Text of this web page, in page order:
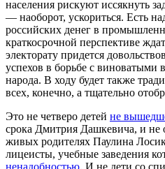
населения рискуют иссякнуть
— наоборот, ускориться. Есть
российских денег в
краткосрочной перспективе
электорату придется
успехов в борьбе с виноватыми
народа. В ходу будет также
всех, конечно, а тщательно
Это не четверо детей не
срока Дмитрия Дашкевича, и не
живых родителях Паулина
лицеисты, учебные заведения